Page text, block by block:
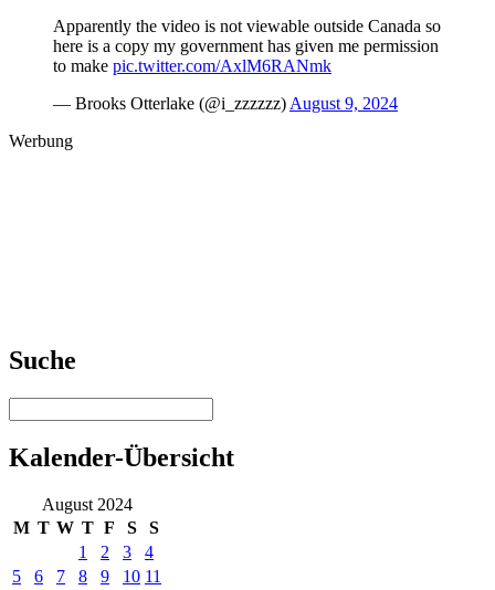
Apparently the video is not viewable outside Canada so
here is a copy my government has given me permission
to make pic.twitter.com/AxlM6RANmk
— Brooks Otterlake (@i_zzzzzz)August 9, 2024
Werbung
Suche
Kalender-Übersicht
August 2024
M T W T F S
S
1
2 3
4
5
6 7 8 9 10 11